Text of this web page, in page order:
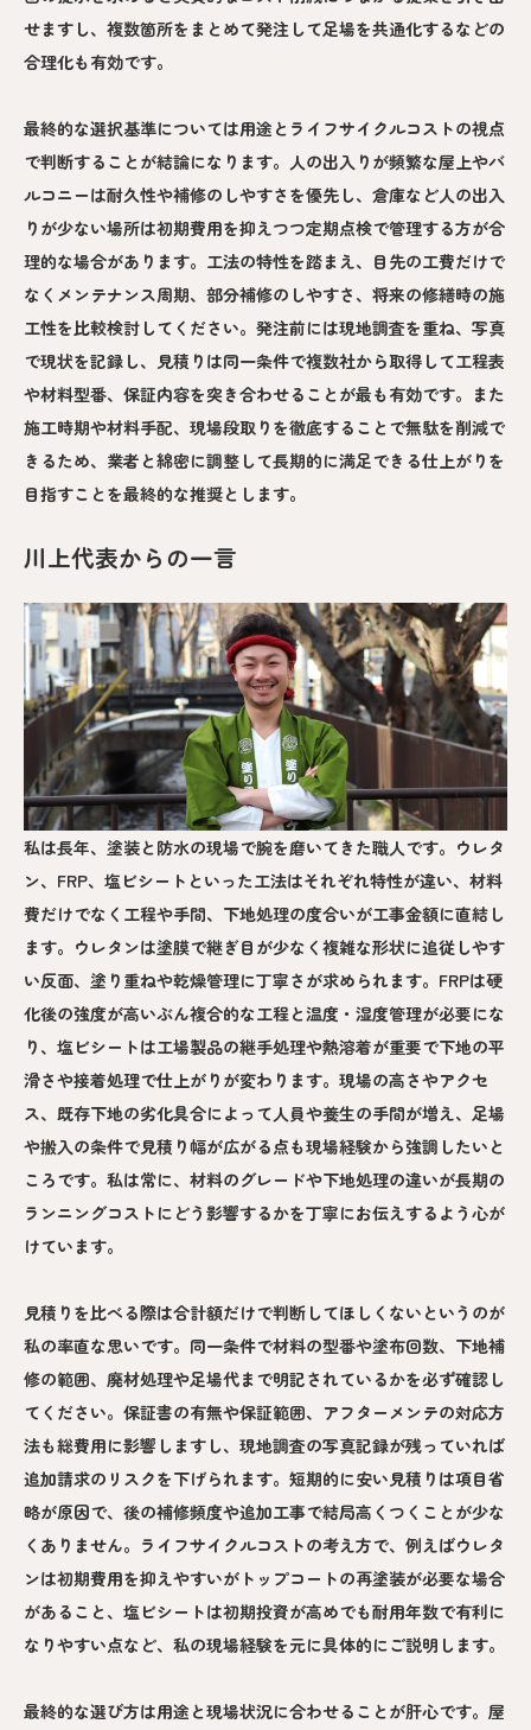
せますし、複数箇所をまとめて発注して足場を共通化するなどの
合理化も有効です。
最終的な選択基準については用途とライフサイクルコストの視点
で判断することが結論になります。人の出入りが頻繁な屋上やバ
ルコニーは耐久性や補修のしやすさを優先し、倉庫など人の出入
りが少ない場所は初期費用を抑えつつ定期点検で管理する方が合
理的な場合があります。工法の特性を踏まえ、目先の工費だけで
なくメンテナンス周期、部分補修のしやすさ、将来の修繕時の施
工性を比較検討してください。発注前には現地調査を重ね、写真
で現状を記録し、見積りは同一条件で複数社から取得して工程表
や材料型番、保証内容を突き合わせることが最も有効です。また
施工時期や材料手配、現場段取りを徹底することで無駄を削減で
きるため、業者と綿密に調整して長期的に満足できる仕上がりを
目指すことを最終的な推奨とします。
川上代表からの一言
私は長年、塗装と防水の現場で腕を磨いてきた職人です。ウレタ
ン、FRP、塩ビシートといった工法はそれぞれ特性が違い、材料
費だけでなく工程や手間、下地処理の度合いが工事金額に直結し
ます。ウレタンは塗膜で継ぎ目が少なく複雑な形状に追従しやす
い反面、塗り重ねや乾燥管理に丁寧さが求められます。FRPは硬
化後の強度が高いぶん複合的な工程と温度・湿度管理が必要にな
り、塩ビシートは工場製品の継手処理や熱溶着が重要で下地の平
滑さや接着処理で仕上がりが変わります。現場の高さやアクセ
ス、既存下地の劣化具合によって人員や養生の手間が増え、足場
や搬入の条件で見積り幅が広がる点も現場経験から強調したいと
ころです。私は常に、材料のグレードや下地処理の違いが長期の
ランニングコストにどう影響するかを丁寧にお伝えするよう心が
けています。
見積りを比べる際は合計額だけで判断してほしくないというのが
私の率直な思いです。同一条件で材料の型番や塗布回数、下地補
修の範囲、廃材処理や足場代まで明記されているかを必ず確認し
てください。保証書の有無や保証範囲、アフターメンテの対応方
法も総費用に影響しますし、現地調査の写真記録が残っていれば
追加請求のリスクを下げられます。短期的に安い見積りは項目省
略が原因で、後の補修頻度や追加工事で結局高くつくことが少な
くありません。ライフサイクルコストの考え方で、例えばウレタ
ンは初期費用を抑えやすいがトップコートの再塗装が必要な場合
があること、塩ビシートは初期投資が高めでも耐用年数で有利に
なりやすい点など、私の現場経験を元に具体的にご説明します。
最終的な選び方は用途と現場状況に合わせることが肝心です。屋